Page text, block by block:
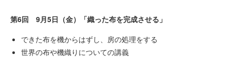
第6回 9月5日（金）「織った布を完成させる」
できた布を機からはずし、房の処理をする
世界の布や機織りについての講義